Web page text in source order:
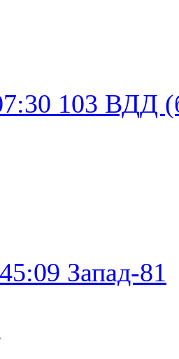
103 ВДД
45:09 Запад-81